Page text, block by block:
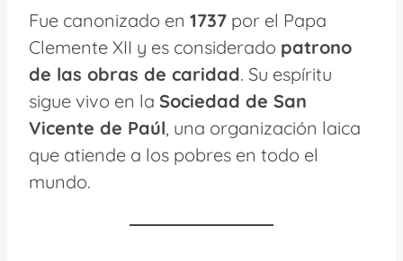
Fue canonizado en 1737 por el Papa
Clemente XII y es considerado patrono
de las obras de caridad. Su espíritu
sigue vivo en la Sociedad de San
Vicente de Paúl, una organización laica
que atiende a los pobres en todo el
mundo.